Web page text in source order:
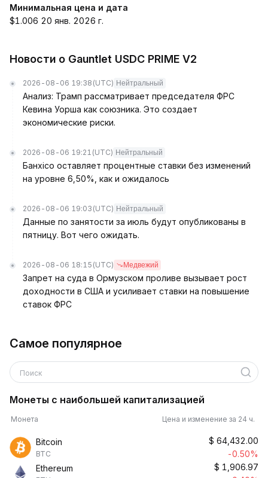
Минимальная цена и дата
$1.006 20 янв. 2026 г.
Новости о Gauntlet USDC PRIME V2
2026-08-06 19:38 (UTC) Нейтральный
Анализ: Трамп рассматривает председателя ФРС
Кевина Уорша как союзника. Это создает
экономические риски.
2026-08-06 19:21 (UTC) Нейтральный
Банxico оставляет процентные ставки без изменений
на уровне 6,50%, как и ожидалось
2026-08-06 19:03 (UTC) Нейтральный
Данные по занятости за июль будут опубликованы в
пятницу. Вот чего ожидать.
2026-08-06 18:15 (UTC) Медвежий
Запрет на суда в Ормузском проливе вызывает рост
доходности в США и усиливает ставки на повышение
ставок ФРС
Самое популярное
Поиск
Монеты с наибольшей капитализацией
Монета Цена и изменение за 24 ч.
Bitcoin
BTC
$ 64,432.00
-0.50%
Ethereum
$ 1,906.97